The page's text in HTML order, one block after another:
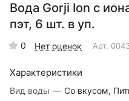
Вода Gorji Ion с
пэт, 6 шт. в уп.
0 Нет оценок Арт.
Характеристики
Вид воды — Со вкусом,